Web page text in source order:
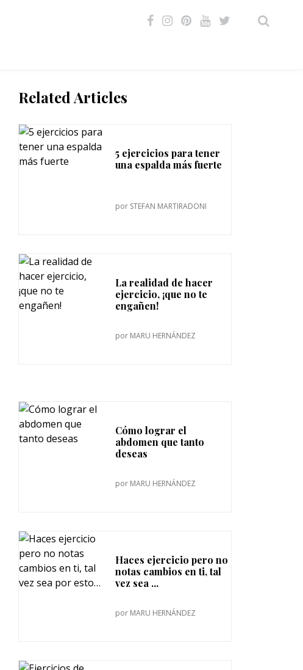
Related Articles
5 ejercicios para tener
una espalda más fuerte
por STEFAN MARTIRADONI
La realidad de hacer
ejercicio, ¡que no te
engañen!
por MARU HERNÁNDEZ
Cómo lograr el
abdomen que tanto
deseas
por MARU HERNÁNDEZ
Haces ejercicio pero no
notas cambios en ti, tal
vez sea ...
por MARU HERNÁNDEZ